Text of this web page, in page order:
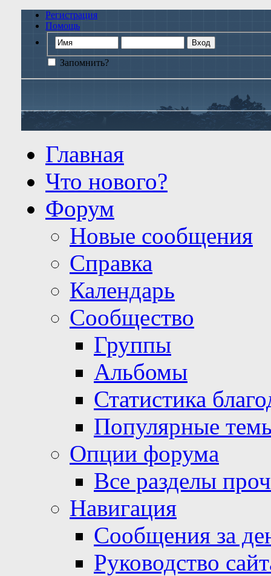
Регистрация
Помощь
Запомнить?
Главная
Что нового?
Форум
Новые сообщения
Справка
Календарь
Сообщество
Группы
Альбомы
Статистика
Популярные
Опции форума
Все разделы
Навигация
Сообщения за
Руководство